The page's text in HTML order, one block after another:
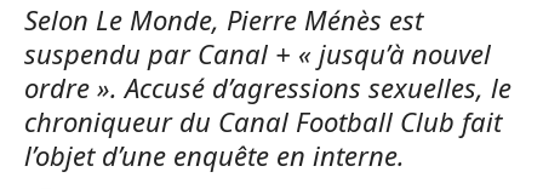
Selon Le Monde, Pierre Ménès est
suspendu par Canal + « jusqu’à nouvel
ordre ». Accusé d’agressions sexuelles, le
chroniqueur du Canal Football Club fait
l’objet d’une enquête en interne.